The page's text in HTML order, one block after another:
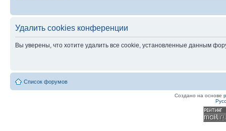
Удалить cookies конференции
Вы уверены, что хотите удалить все cookie, установленные данным
Список форумов
Создано на основе